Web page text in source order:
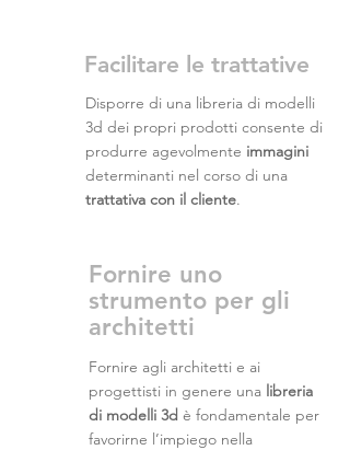
Facilitare le trattative
Disporre di una libreria di modelli
3d dei propri prodotti consente di
produrre agevolmente immagini
determinanti nel corso di una
trattativa con il cliente.
Fornire uno
strumento per gli
architetti
Fornire agli architetti e ai
progettisti in genere una libreria
di modelli 3d è fondamentale per
favorirne l’impiego nella